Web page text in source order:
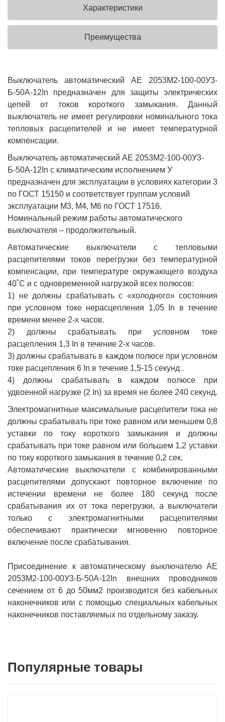
Характеристики
Преимущества
Выключатель автоматический АЕ 2053M2-100-00У3-
Б-50А-12In предназначен для защиты электрических
цепей от токов короткого замыкания. Данный
выключатель не имеет регулировки номинального тока
тепловых расцепителей и не имеет температурной
компенсации.
Выключатель автоматический АЕ 2053M2-100-00У3-
Б-50А-12In с климатическим исполнением У
предназначен для эксплуатации в условиях категории 3
по ГОСТ 15150 и соответствует группам условий
эксплуатации М3, М4, М6 по ГОСТ 17516.
Номинальный режим работы автоматического
выключателя – продолжительный.
Автоматические выключатели с тепловыми
расцепителями токов перегрузки без температурной
компенсации, при температуре окружающего воздуха
40˚С и с одновременной нагрузкой всех полюсов:
1) не должны срабатывать с «холодного» состояния
при условном токе нерасцепления 1,05 In в течение
времени менее 2-х часов.
2) должны срабатывать при условном токе
расцепления 1,3 In в течение 2-х часов.
3) должны срабатывать в каждом полюсе при условном
токе расцепления 6 In в течение 1,5-15 секунд .
4) должны срабатывать в каждом полюсе при
удвоенной нагрузке (2 In) за время не более 240 секунд.
Электромагнитные максимальные расцепители тока не
должны срабатывать при токе равном или меньшем 0,8
уставки по току короткого замыкания и должны
срабатывать при токе равном или большем 1,2 уставки
по току короткого замыкания в течение 0,2 сек.
Автоматические выключатели с комбинированными
расцепителями допускают повторное включение по
истечении времени не более 180 секунд после
срабатывания их от тока перегрузки, а выключатели
только с электромагнитными расцепителями
обеспечивают практически мгновенно повторное
включение после срабатывания.
Присоединение к автоматическому выключателю АЕ
2053M2-100-00У3-Б-50А-12In внешних проводников
сечением от 6 до 50мм2 производится без кабельных
наконечников или с помощью специальных кабельных
наконечников поставляемых по отдельному заказу.
Популярные товары